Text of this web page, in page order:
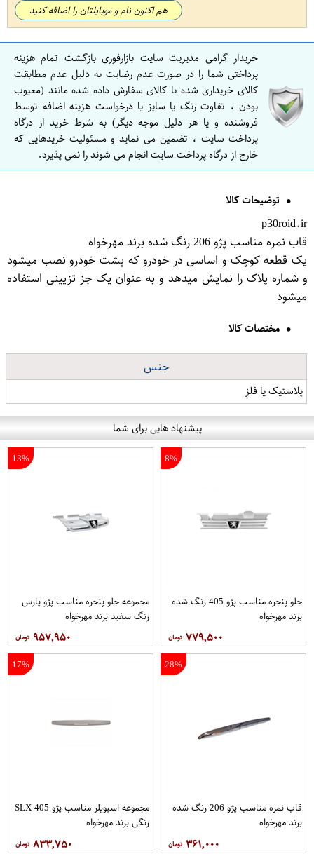
هم اکنون نام و موبایلتان را اضافه کنید
خریدار گرامی مدیریت سایت بازارفوری بازگشت تمام هزینه
پرداختی شما را در صورت عدم رضایت به دلیل عدم مطابقت
کالای خریداری شده با کالای سفارش داده شده مانند (معیوب
بودن ، تفاوت رنگ یا سایز یا درخواست هزینه اضافه توسط
فروشنده و یا هر دلیل موجه دیگر) به شرط خرید از درگاه
پرداخت سایت ، تضمین می نماید و مسئولیت خریدهایی که
خارج از درگاه پرداخت سایت انجام می شوند را نمی پذیرد.
توضیحات کالا
p30roid.ir
قاب نمره مناسب پژو 206 رنگ شده برند مهرخواه
یک قطعه کوچک و اساسی در خودرو که پشت خودرو نصب میشود
و شماره پلاک را نمایش میدهد و به عنوان یک جز تزیینی استفاده
میشود
مختصات کالا
جنس
پلاستیک یا فلز
پیشنهاد هایی برای شما
8%
جلو پنجره مناسب پژو 405 رنگ شده
برند مهرخواه
۷۷۹,۵۰۰
13%
مجموعه جلو پنجره مناسب پژو پارس
رنگ سفید برند مهرخواه
۹۵۷,۹۵۰
28%
قاب نمره مناسب پژو 206 رنگ شده
برند مهرخواه
۳۶۱,۰۰۰
17%
مجموعه اسپویلر مناسب پژو 405 SLX
رنگی برند مهرخواه
۸۳۳,۷۵۰